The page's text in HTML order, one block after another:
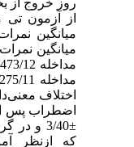
روز خروج از
از آزمون
میانگین
میانگین
که ازنظر